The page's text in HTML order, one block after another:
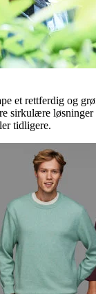
et rettferdig og
sirkulære
tidligere.